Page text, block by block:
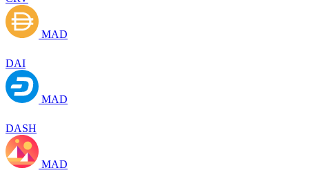
MAD
DAI
MAD
DASH
MAD